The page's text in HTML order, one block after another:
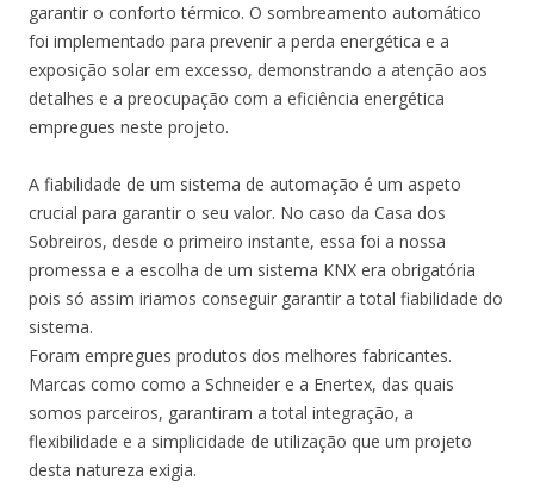
garantir o conforto térmico. O sombreamento automático
foi implementado para prevenir a perda energética e a
exposição solar em excesso, demonstrando a atenção aos
detalhes e a preocupação com a eficiência energética
empregues neste projeto.
A fiabilidade de um sistema de automação é um aspeto
crucial para garantir o seu valor. No caso da Casa dos
Sobreiros, desde o primeiro instante, essa foi a nossa
promessa e a escolha de um sistema KNX era obrigatória
pois só assim iriamos conseguir garantir a total fiabilidade do
sistema.
Foram empregues produtos dos melhores fabricantes.
Marcas como como a Schneider e a Enertex, das quais
somos parceiros, garantiram a total integração, a
flexibilidade e a simplicidade de utilização que um projeto
desta natureza exigia.